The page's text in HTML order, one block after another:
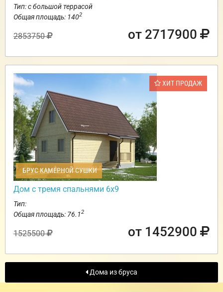
Тип: с большой террасой
Общая площадь: 1402
2853750 от 2717900
ХИТ ПРОДАЖ
БРУС КАМЕРНОЙ СУШКИ
Дом с тремя спальнями 6х9
Тип:
Общая площадь: 76.12
1525500 от 1452900
Дома из бруса